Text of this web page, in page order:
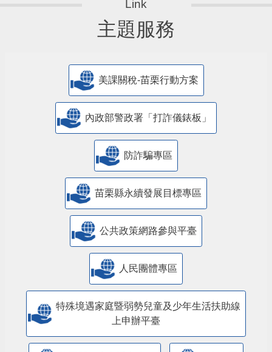
主題服務
美課關稅-苗栗行動方案
內政部警政署「打詐儀錶板」
防詐騙專區
苗栗縣永續發展目標專區
公共政策網路參與平臺
人民團體專區
特殊境遇家庭暨弱勢兒童及少年生活扶助線
上申辦平臺